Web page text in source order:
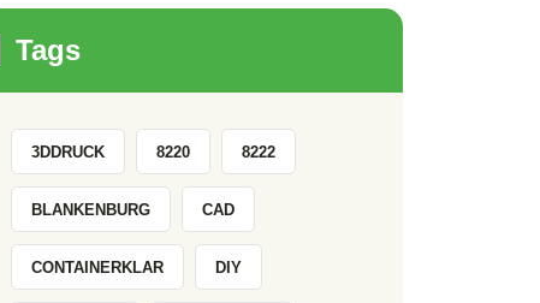
Tags
3DDRUCK 8220 8222
BLANKENBURG CAD
CONTAINERKLAR DIY